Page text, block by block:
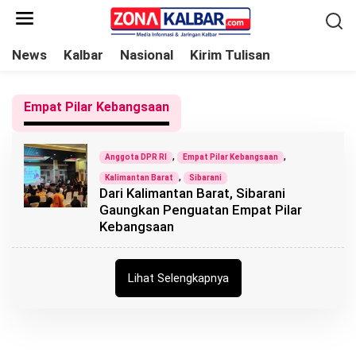
News Kalbar Nasional Kirim Tulisan
Empat Pilar Kebangsaan
Anggota DPR RI , Empat Pilar Kebangsaan ,
Kalimantan Barat , Sibarani
Dari Kalimantan Barat, Sibarani
Gaungkan Penguatan Empat Pilar
Kebangsaan
Lihat Selengkapnya